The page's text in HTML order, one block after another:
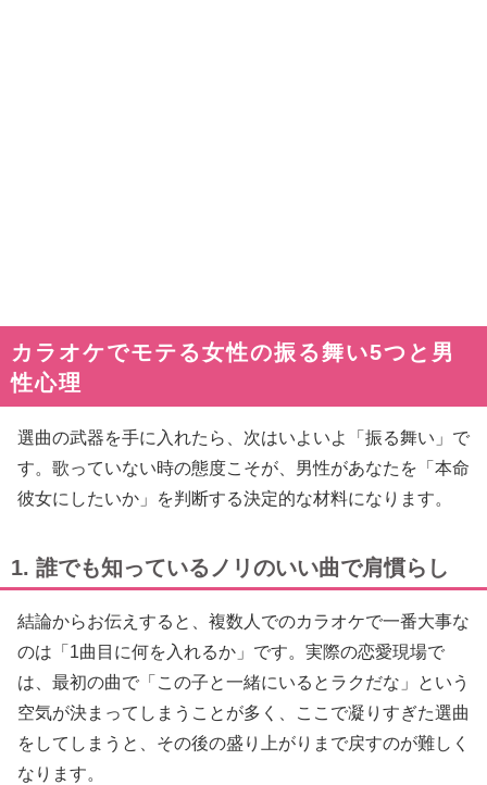
カラオケでモテる女性の振る舞い5つと男
性心理
選曲の武器を手に入れたら、次はいよいよ「振る舞い」で
す。歌っていない時の態度こそが、男性があなたを「本命
彼女にしたいか」を判断する決定的な材料になります。
1. 誰でも知っているノリのいい曲で肩慣らし
結論からお伝えすると、複数人でのカラオケで一番大事な
のは「1曲目に何を入れるか」です。実際の恋愛現場で
は、最初の曲で「この子と一緒にいるとラクだな」という
空気が決まってしまうことが多く、ここで凝りすぎた選曲
をしてしまうと、その後の盛り上がりまで戻すのが難しく
なります。